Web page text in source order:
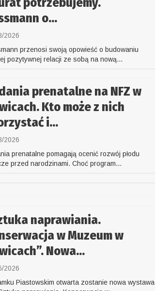
o...
2026
przenosi swoją opowieść o budowaniu
pozytywnej relacji ze sobą na nową...
prenatalne na NFZ w
Kto może z nich
i...
2026
prenatalne pomagają ocenić rozwój płodu
przed narodzinami. Choć program...
naprawiania.
w Muzeum w
Nowa...
2026
Piastowskim otwarta zostanie nowa wystawa